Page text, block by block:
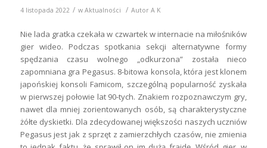
4 listopada 2022 / w Aktualności / Autor A K
Nie lada gratka czekała w czwartek w internacie na miłośników
gier wideo. Podczas spotkania sekcji alternatywne formy
spędzania czasu wolnego „odkurzona” została nieco
zapomniana gra Pegasus. 8-bitowa konsola, która jest klonem
japońskiej konsoli Famicom, szczególną popularność zyskała
w pierwszej połowie lat 90-tych. Znakiem rozpoznawczym gry,
nawet dla mniej zorientowanych osób, są charakterystyczne
żółte dyskietki. Dla zdecydowanej większości naszych uczniów
Pegasus jest jak z sprzęt z zamierzchłych czasów, nie zmienia